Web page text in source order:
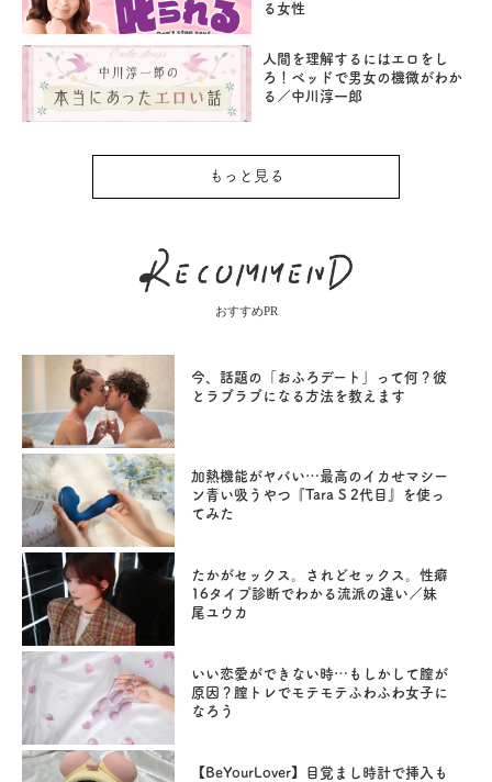
る女性
人間を理解するにはエロをし
ろ！ベッドで男女の機微がわか
る／中川淳一郎
もっと見る
おすすめPR
今、話題の「おふろデート」って何？彼
とラブラブになる方法を教えます
加熱機能がヤバい…最高のイカせマシー
ン青い吸うやつ『Tara S 2代目』を使っ
てみた
たかがセックス。されどセックス。性癖
16タイプ診断でわかる流派の違い／妹
尾ユウカ
いい恋愛ができない時…もしかして膣が
原因？膣トレでモテモテふわふわ女子に
なろう
【BeYourLover】目覚まし時計で挿入も